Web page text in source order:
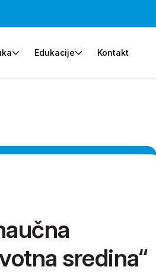
Edukacije Kontakt
sredina“